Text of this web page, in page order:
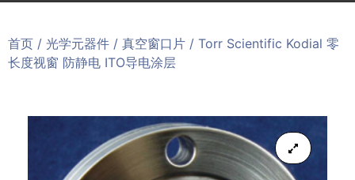
首页 / 光学元器件 / 真空窗口片 / Torr Scientific Kodial 零
长度视窗 防静电 ITO导电涂层